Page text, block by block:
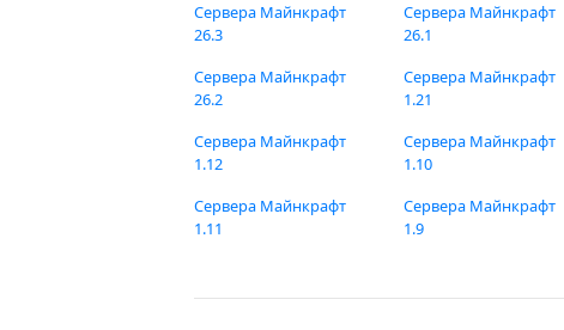
Сервера Майнкрафт
26.3
Сервера Майнкрафт
26.2
Сервера Майнкрафт
26.1
Сервера Майнкрафт
1.21
Сервера Майнкрафт
1.12
Сервера Майнкрафт
1.11
Сервера Майнкрафт
1.10
Сервера Майнкрафт
1.9